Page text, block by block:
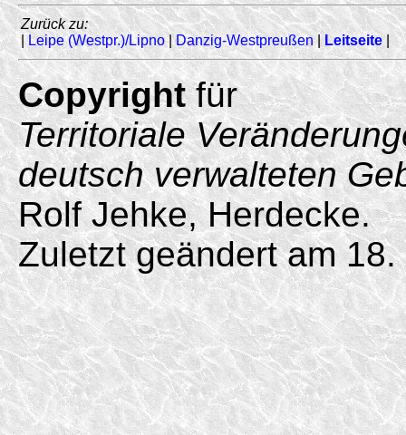
Zurück zu:
|Leipe (Westpr.)/Lipno|Danzig-Westpreußen | Leitseite|
Copyrightfür
Territoriale
deutsch verwalteten
Rolf Jehke, Herdecke.
Zuletzt geändert am